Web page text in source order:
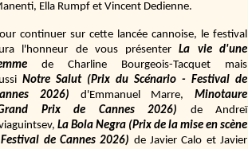
Ella Rumpf et Vincent Dedienne.
continuer sur cette lancée cannoise, le festival
l'honneur de vous présenter
La vie d'une
de Charline Bourgeois-Tacquet
mais
Notre Salut (Prix du Scénario - Festival de
2026)
d'Emmanuel Marre,
Minotaure
Prix de Cannes 2026)
de Andreï
La Bola Negra (Prix de la mise en scène
de Cannes 2026) de Javier Calo et Javier